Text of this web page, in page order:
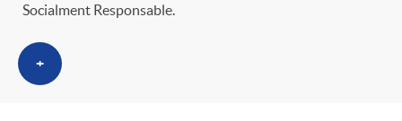
Socialment Responsable.
+